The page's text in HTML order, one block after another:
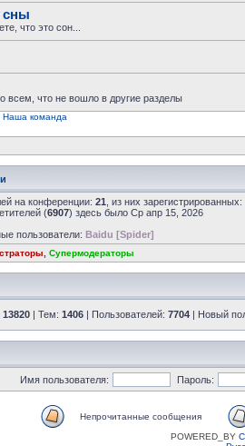
сны
что это сон...
всем, что не вошло в другие разделы
Наша команда
на конференции: 21 , из них
(6907) здесь было Ср апр 15, 2026
пользователи: Baidu [Spider]
Супермодераторы
13820 | Тем: 1406 | Пользователей: 7704 | Новый
Имя пользователя: Пароль:
Непрочитанные сообщения
POWERED_BY